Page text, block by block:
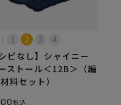
シピなし】シャイニー
ストール＜12B＞（編
料セット）
税込